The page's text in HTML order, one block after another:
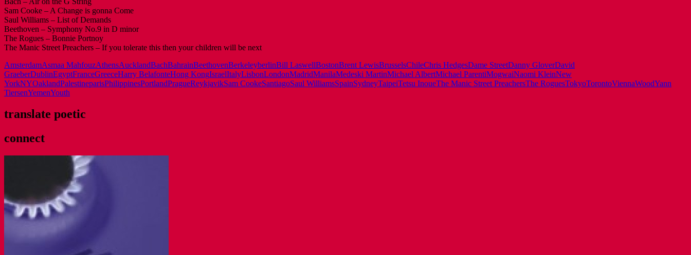
Sam Cooke – A Change is gonna Come
Saul Williams – List of Demands
Beethoven – Symphony No.9 in D minor
The Rogues – Bonnie Portnoy
The Manic Street Preachers – If you tolerate this then your children will be next
AmsterdamAsmaa MahfouzAthensAucklandBachBahrainBeethovenBerkeleyberlinBill LaswellBostonBrent LewisBrusselsChileChris HedgesDame StreetDanny GloverDavid
GraeberDublinEgyptFranceGreeceHarry BelafonteHong KongIsraelItalyLisbonLondonMadridManilaMedeski MartinMichael AlbertMichael ParentiMogwaiNaomi KleinNew
YorkNYOaklandPalestineparisPhilippinesPortlandPragueReykjavikSam CookeSantiagoSaul WilliamsSpainSydneyTaipeiTetsu InoueThe Manic Street PreachersThe RoguesTokyoTorontoViennaWoodYann
TiersenYemenYouth
translate poetic
connect